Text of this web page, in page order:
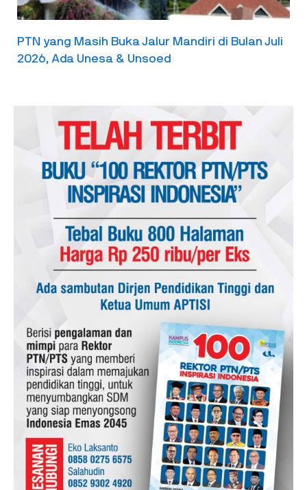
PTN yang Masih Buka Jalur Mandiri di Bulan Juli
2026, Ada Unesa & Unsoed